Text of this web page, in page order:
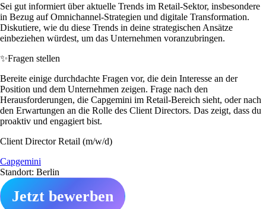
Sei gut informiert über aktuelle Trends im Retail-Sektor, insbesondere
in Bezug auf Omnichannel-Strategien und digitale Transformation.
Diskutiere, wie du diese Trends in deine strategischen Ansätze
einbeziehen würdest, um das Unternehmen voranzubringen.
✨Fragen stellen
Bereite einige durchdachte Fragen vor, die dein Interesse an der
Position und dem Unternehmen zeigen. Frage nach den
Herausforderungen, die Capgemini im Retail-Bereich sieht, oder nach
den Erwartungen an die Rolle des Client Directors. Das zeigt, dass du
proaktiv und engagiert bist.
Client Director Retail (m/w/d)
Capgemini
Standort: Berlin
Jetzt bewerben